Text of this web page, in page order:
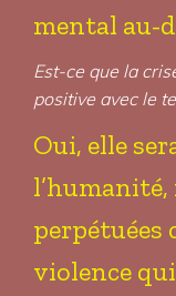
mental au-
Est-ce que la
positive avec le
Oui, elle
perpétuées
violence